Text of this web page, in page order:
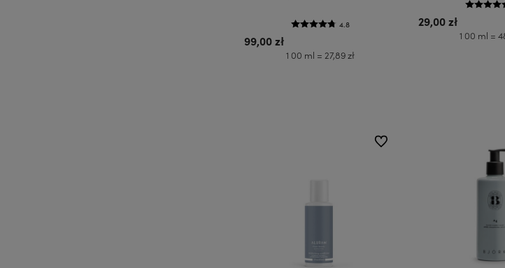
4.8
99,00 zł
1 00 ml = 27,89 zł
29,00 zł
1 00 ml =
do ulubionych